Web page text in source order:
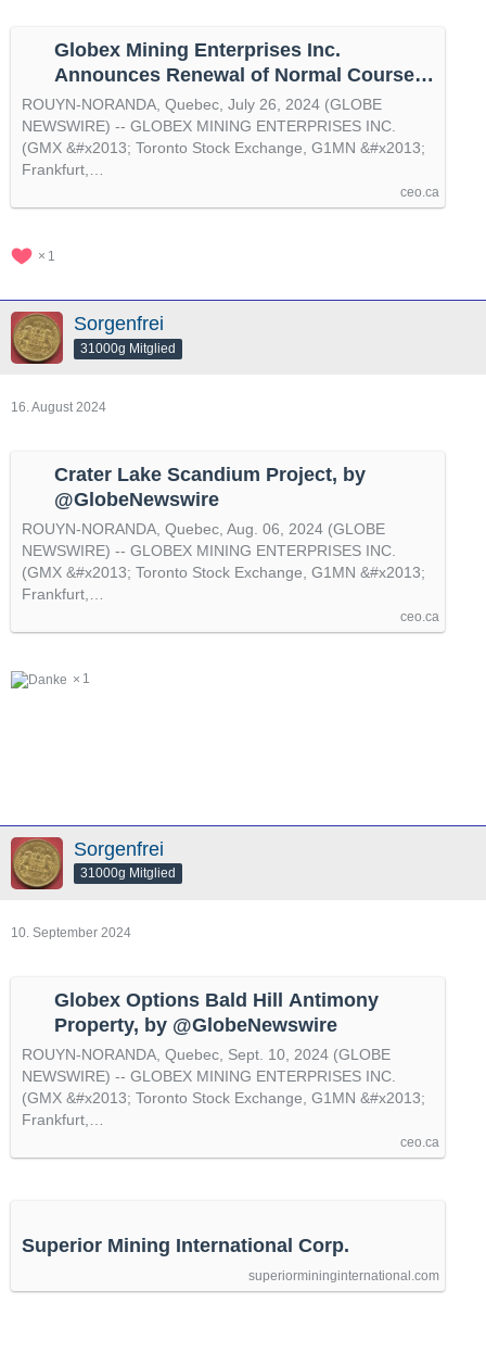
Globex Mining Enterprises Inc.
Announces Renewal of Normal Course
Issuer Bid, by @GlobeNewswire
ROUYN-NORANDA, Quebec, July 26, 2024 (GLOBE
NEWSWIRE) -- GLOBEX MINING ENTERPRISES INC.
(GMX &#x2013; Toronto Stock Exchange, G1MN &#x2013;
Frankfurt,…
ceo.ca
1
Sorgenfrei
31000g Mitglied
16. August 2024
Crater Lake Scandium Project, by
@GlobeNewswire
ROUYN-NORANDA, Quebec, Aug. 06, 2024 (GLOBE
NEWSWIRE) -- GLOBEX MINING ENTERPRISES INC.
(GMX &#x2013; Toronto Stock Exchange, G1MN &#x2013;
Frankfurt,…
ceo.ca
1
Sorgenfrei
31000g Mitglied
10. September 2024
Globex Options Bald Hill Antimony
Property, by @GlobeNewswire
ROUYN-NORANDA, Quebec, Sept. 10, 2024 (GLOBE
NEWSWIRE) -- GLOBEX MINING ENTERPRISES INC.
(GMX &#x2013; Toronto Stock Exchange, G1MN &#x2013;
Frankfurt,…
ceo.ca
Superior Mining International Corp.
superiormininginternational.com